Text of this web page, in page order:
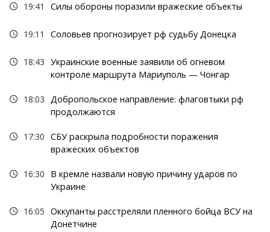
19:41 Силы обороны поразили вражеские объекты
19:11 Соловьев прогнозирует рф судьбу Донецка
18:43 Украинские военные заявили об огневом
контроле маршрута Мариуполь — Чонгар
18:03 Добропольское направление: флаговтыки рф
продолжаются
17:30 СБУ раскрыла подробности поражения
вражеских объектов
16:30
В кремле назвали новую причину ударов по
Украине
16:05 Оккупанты расстреляли пленного бойца ВСУ на
Донетчине